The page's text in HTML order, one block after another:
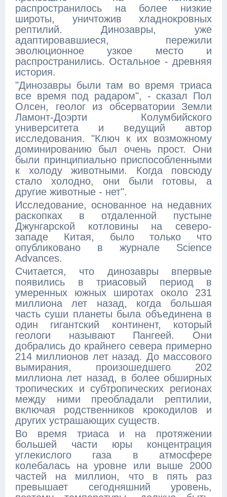
распространилось на более низкие
широты, уничтожив хладнокровных
рептилий. Динозавры, уже
адаптировавшиеся, пережили
эволюционное узкое место и
распространились. Остальное - древняя
история.
"Динозавры были там во время триаса
все время под радаром", - сказал Пол
Олсен, геолог из обсерватории Земли
Ламонт-Доэрти Колумбийского
университета и ведущий автор
исследования. "Ключ к их возможному
доминированию был очень прост. Они
были принципиально приспособленными
к холоду животными. Когда повсюду
стало холодно, они были готовы, а
другие животные - нет".
Исследование, основанное на недавних
раскопках в отдаленной пустыне
Джунгарской котловины на северо-
западе Китая, было только что
опубликовано в журнале Science
Advances.
Считается, что динозавры впервые
появились в триасовый период в
умеренных южных широтах около 231
миллиона лет назад, когда большая
часть суши планеты была объединена в
один гигантский континент, который
геологи называют Пангеей. Они
добрались до крайнего севера примерно
214 миллионов лет назад. До массового
вымирания, произошедшего 202
миллиона лет назад, в более обширных
тропических и субтропических регионах
между ними преобладали рептилии,
включая родственников крокодилов и
других устрашающих существ.
Во время триаса и на протяжении
большей части юры концентрация
углекислого газа в атмосфере
колебалась на уровне или выше 2000
частей на миллион, что в пять раз
превышает сегодняшний уровень,